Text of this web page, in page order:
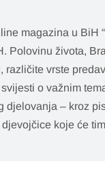
magazina u BiH
Polovinu života,
vrste
o važnim
djelovanja – kroz
koje će